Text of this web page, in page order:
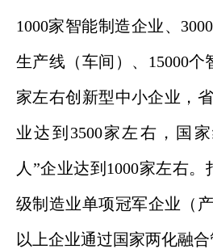
1000家智能制造企业、
生产线（车间）、15000
家左右创新型中小企业，
业达到3500家左右，国
人”企业达到1000家左右。
级制造业单项冠军企业（
以上企业通过国家两化融合